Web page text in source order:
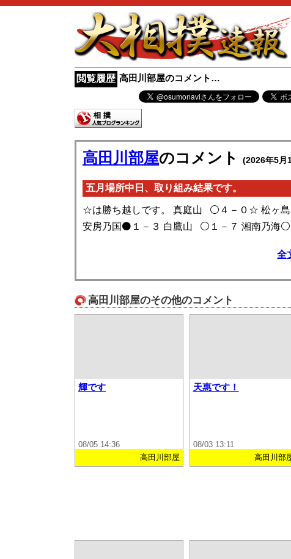
閲覧履歴 高田川部屋のコメント…
高田川部屋のコメント (2026年5月
五月場所中日、取り組み結果です。
☆は勝ち越しです。 真庭山 ⚪️４－０☆ 松ヶ
安房乃国⚫️１－３ 白鷹山 ⚪️１－７ 湘南乃
全
高田川部屋のその他のコメント
輝です
08/05 14:36
高田川部屋
天惠です！
08/03 13:11
高田川部